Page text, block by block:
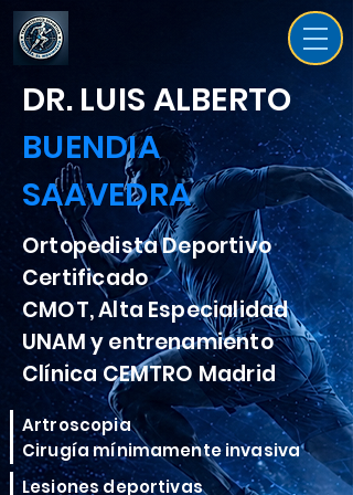
DR. LUIS ALBERTO
BUENDIA
SAAVEDRA
Ortopedista Deportivo
Certificado
CMOT, Alta Especialidad
UNAM y entrenamiento
Clínica CEMTRO Madrid
Artroscopia
Cirugía mínimamente invasiva
Lesiones deportivas